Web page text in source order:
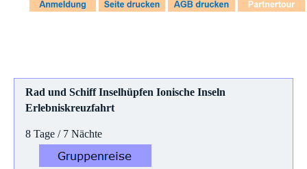
Rad und SchiffInselhüpfen Ionische Inseln
Erlebniskreuzfahrt
8 Tage / 7 Nächte